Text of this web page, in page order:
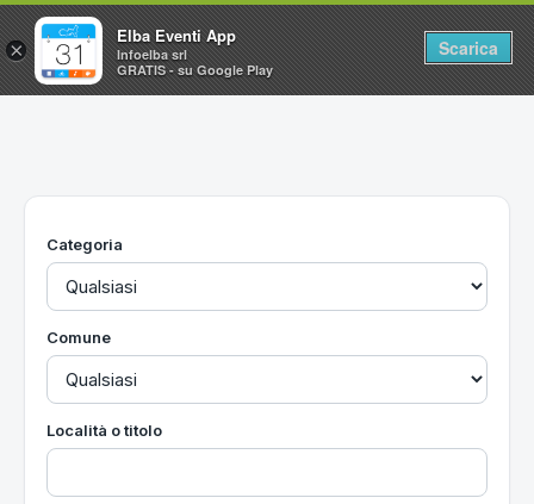
Home
Utilità
Categoria
Comune
Località o titolo
×
Elba Eventi App
Infoelba srl
GRATIS - su Google Play
Scarica